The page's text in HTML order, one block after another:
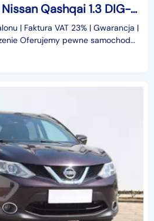
Nissan Qashqai II Nissan Qashqai 1.3 DIG-T mHEV N-Connecta Xtronic
| Faktura VAT 23% | Gwarancja |
Oferujemy pewne samochody
− każdy